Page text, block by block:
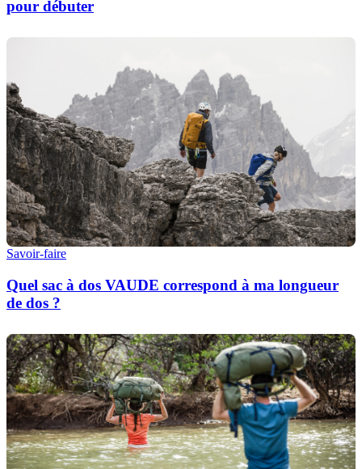
pour débuter
Savoir-faire
Quel sac à dos VAUDE correspond à ma longueur
de dos ?